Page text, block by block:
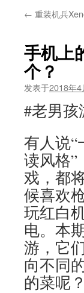
← 重装机兵
手机上
个？
发表于2018年4
#老男孩
有人说
读风格
戏，都
候喜欢
玩红白
电。本
游，它
向不同
的菜呢